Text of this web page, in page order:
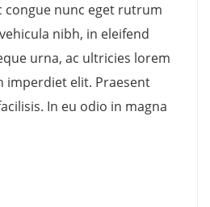
congue nunc eget rutrum
nibh, in eleifend
urna, ac ultricies lorem
imperdiet elit. Praesent
In eu odio in magna